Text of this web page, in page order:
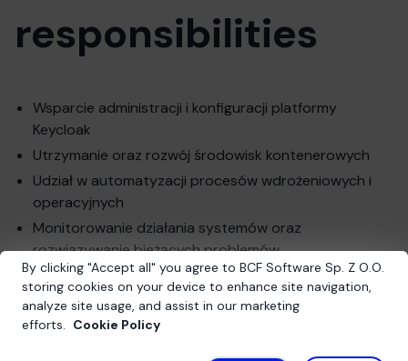
responsibilities
Wsparcie administracji i konfiguracji platformy
Keycloak
Utrzymanie oraz rozwój środowisk kontenerowych
Udział w automatyzacji procesów wdrożeniowych i
operacyjnych
Monitorowanie działania systemów oraz
rozwiązywanie bieżących problemów
Współpraca z zespołami projektowymi i
infrastrukturalnymi
Similar offers for you
By clicking "Accept all" you agree to BCF Software Sp. Z O.O.
storing cookies on your device to enhance site navigation,
analyze site usage, and assist in our marketing
efforts. Cookie Policy